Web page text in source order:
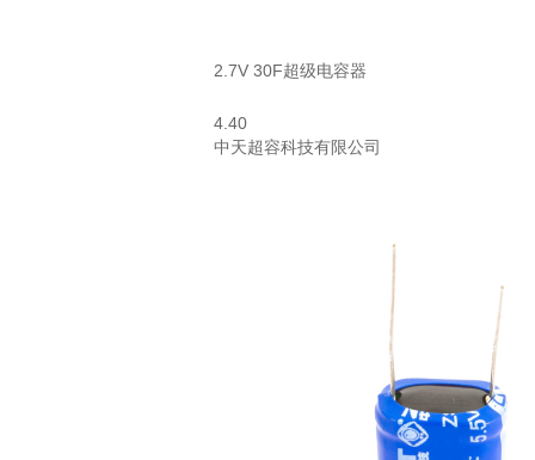
2.7V 30F超级电容器
4.40
中天超容科技有限公司